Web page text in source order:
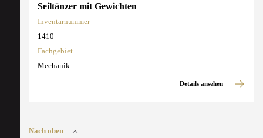
Seiltänzer mit Gewichten
Inventarnummer
1410
Fachgebiet
Mechanik
Details ansehen
Nach oben